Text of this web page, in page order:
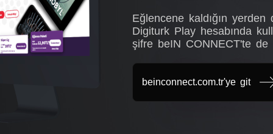
Eğlencene kaldığın
Digiturk Play hesabında
şifre beIN CONNECT'te de
beinconnect.com.tr'ye git